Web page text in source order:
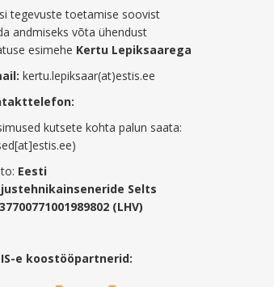
tegevuste toetamise soovist
andmiseks võta ühendust
esimehe Kertu Lepiksaarega
kertu.lepiksaar(at)estis.ee
kutsete kohta palun saata:
Eesti
Selts
(LHV)
e koostööpartnerid: